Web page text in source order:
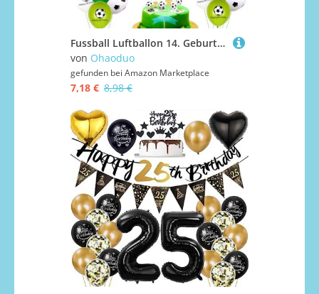
Fussball Luftballon 14. Geburtstag Grün Ballon 14 Geburtstag Junge Cake Topper Fußball Geburtstagsdeko 14 Jahre Kindergeburtstag Party Deko 14. Geburtstags Junge Kuchendeko 14 geburtstag
von Ohaoduo
gefunden bei Amazon Marketplace
7,18 € 8,98 €